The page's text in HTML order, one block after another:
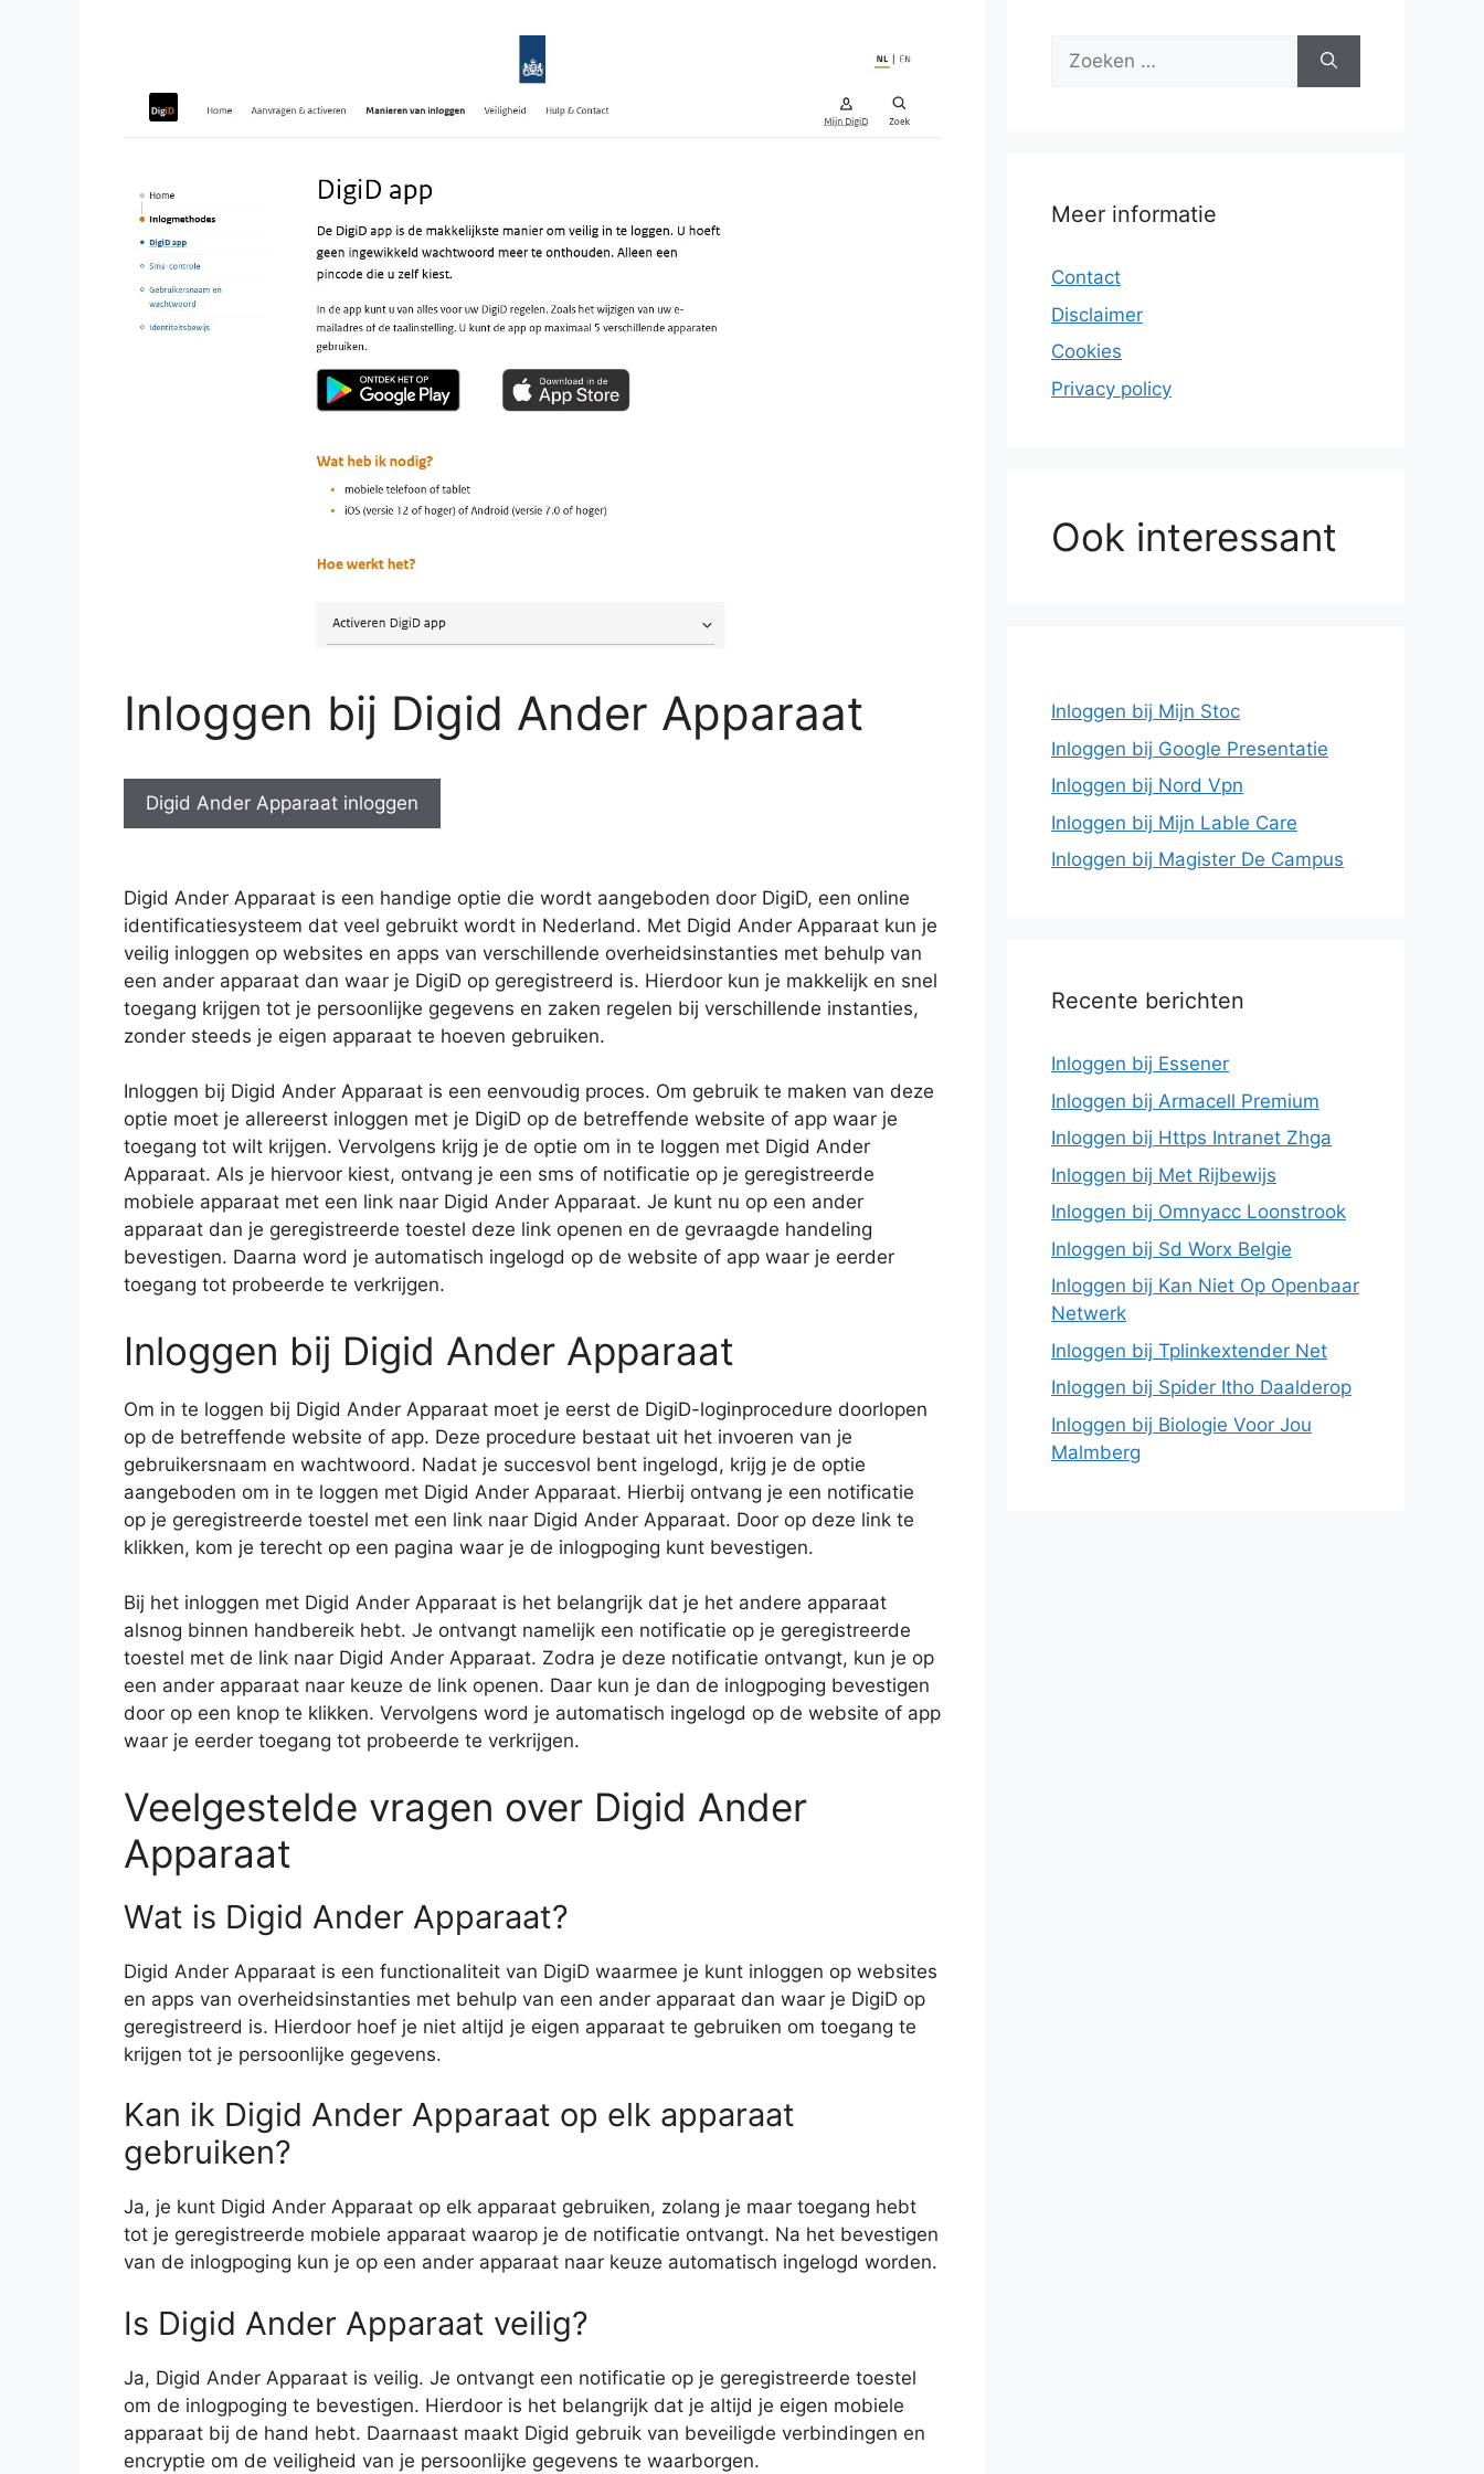
Inloggen bij Digid Ander Apparaat
Digid Ander Apparaat inloggen
Digid Ander Apparaat is een handige optie die wordt aangeboden door DigiD, een online
identificatiesysteem dat veel gebruikt wordt in Nederland. Met Digid Ander Apparaat kun je
veilig inloggen op websites en apps van verschillende overheidsinstanties met behulp van
een ander apparaat dan waar je DigiD op geregistreerd is. Hierdoor kun je makkelijk en snel
toegang krijgen tot je persoonlijke gegevens en zaken regelen bij verschillende instanties,
zonder steeds je eigen apparaat te hoeven gebruiken.
Inloggen bij Digid Ander Apparaat is een eenvoudig proces. Om gebruik te maken van deze
optie moet je allereerst inloggen met je DigiD op de betreffende website of app waar je
toegang tot wilt krijgen. Vervolgens krijg je de optie om in te loggen met Digid Ander
Apparaat. Als je hiervoor kiest, ontvang je een sms of notificatie op je geregistreerde
mobiele apparaat met een link naar Digid Ander Apparaat. Je kunt nu op een ander
apparaat dan je geregistreerde toestel deze link openen en de gevraagde handeling
bevestigen. Daarna word je automatisch ingelogd op de website of app waar je eerder
toegang tot probeerde te verkrijgen.
Inloggen bij Digid Ander Apparaat
Om in te loggen bij Digid Ander Apparaat moet je eerst de DigiD-loginprocedure doorlopen
op de betreffende website of app. Deze procedure bestaat uit het invoeren van je
gebruikersnaam en wachtwoord. Nadat je succesvol bent ingelogd, krijg je de optie
aangeboden om in te loggen met Digid Ander Apparaat. Hierbij ontvang je een notificatie
op je geregistreerde toestel met een link naar Digid Ander Apparaat. Door op deze link te
klikken, kom je terecht op een pagina waar je de inlogpoging kunt bevestigen.
Bij het inloggen met Digid Ander Apparaat is het belangrijk dat je het andere apparaat
alsnog binnen handbereik hebt. Je ontvangt namelijk een notificatie op je geregistreerde
toestel met de link naar Digid Ander Apparaat. Zodra je deze notificatie ontvangt, kun je op
een ander apparaat naar keuze de link openen. Daar kun je dan de inlogpoging bevestigen
door op een knop te klikken. Vervolgens word je automatisch ingelogd op de website of app
waar je eerder toegang tot probeerde te verkrijgen.
Veelgestelde vragen over Digid Ander
Apparaat
Wat is Digid Ander Apparaat?
Digid Ander Apparaat is een functionaliteit van DigiD waarmee je kunt inloggen op websites
en apps van overheidsinstanties met behulp van een ander apparaat dan waar je DigiD op
geregistreerd is. Hierdoor hoef je niet altijd je eigen apparaat te gebruiken om toegang te
krijgen tot je persoonlijke gegevens.
Kan ik Digid Ander Apparaat op elk apparaat
gebruiken?
Ja, je kunt Digid Ander Apparaat op elk apparaat gebruiken, zolang je maar toegang hebt
tot je geregistreerde mobiele apparaat waarop je de notificatie ontvangt. Na het bevestigen
van de inlogpoging kun je op een ander apparaat naar keuze automatisch ingelogd worden.
Is Digid Ander Apparaat veilig?
Ja, Digid Ander Apparaat is veilig. Je ontvangt een notificatie op je geregistreerde toestel
om de inlogpoging te bevestigen. Hierdoor is het belangrijk dat je altijd je eigen mobiele
apparaat bij de hand hebt. Daarnaast maakt Digid gebruik van beveiligde verbindingen en
encryptie om de veiligheid van je persoonlijke gegevens te waarborgen.
Zoek
Meer informatie
Contact
Disclaimer
Cookies
Privacy policy
Ook interessant
Inloggen bij Mijn Stoc
Inloggen bij Google Presentatie
Inloggen bij Nord Vpn
Inloggen bij Mijn Lable Care
Inloggen bij Magister De Campus
Recente berichten
Inloggen bij Essener
Inloggen bij Armacell Premium
Inloggen bij Https Intranet Zhga
Inloggen bij Met Rijbewijs
Inloggen bij Omnyacc Loonstrook
Inloggen bij Sd Worx Belgie
Inloggen bij Kan Niet Op Openbaar
Netwerk
Inloggen bij Tplinkextender Net
Inloggen bij Spider Itho Daalderop
Inloggen bij Biologie Voor Jou
Malmberg